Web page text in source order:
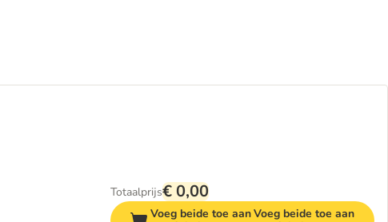
Totaalprijs€ 0,00
Voeg beide toe aanVoeg beide toe aan